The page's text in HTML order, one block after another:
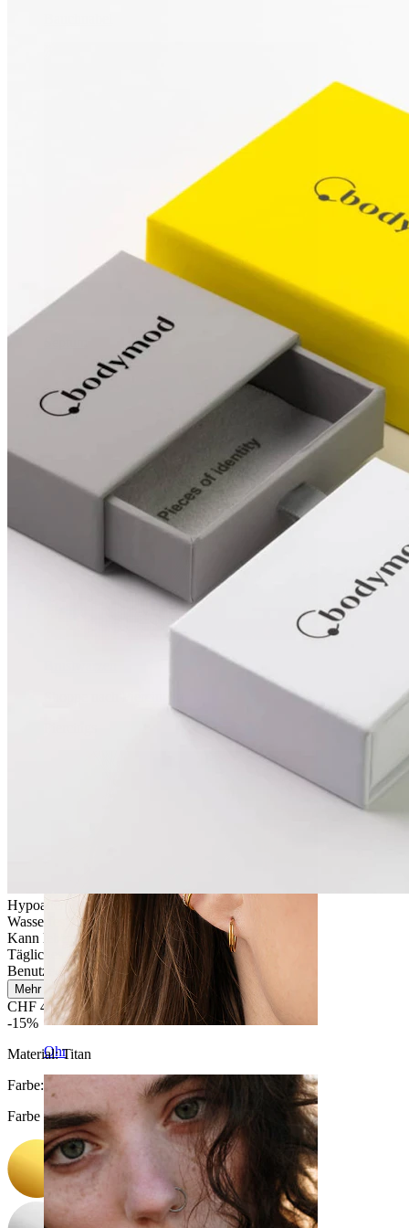
Ohr
Hypoallergen
Wasserfest
Kann lebenslang halten
Tägliches Tragen
Benutzerfreundlich
Mehr lesen
CHF 42.42CHF 49.90
-15%
Material:Titan
Farbe:
Farbe auswählen